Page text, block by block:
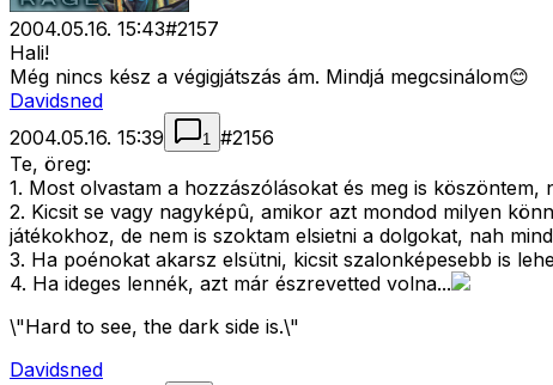
2004.05.16. 15:43#2157
Hali!
Még nincs kész a végigjátszás ám. Mindjá megcsinálom😊
Davidsned
2004.05.16. 15:39
1 #2156
Te, öreg:
1. Most olvastam a hozzászólásokat és meg is
2. Kicsit se vagy nagyképû, amikor azt mondod milyen
játékokhoz, de nem is szoktam elsietni a dolgokat, nah
3. Ha poénokat akarsz elsütni, kicsit szalonképesebb is
4. Ha ideges lennék, azt már észrevetted volna...
\"Hard to see, the dark side is.\"
Davidsned